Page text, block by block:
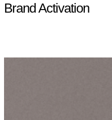
Brand Activation